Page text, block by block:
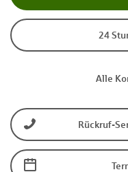
24
Alle
Rückruf-